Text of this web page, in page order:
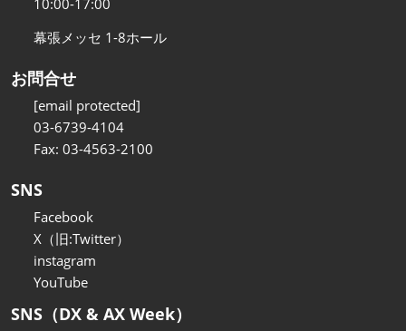
10:00-17:00
幕張メッセ 1-8ホール
お問合せ
[email protected]
03-6739-4104
Fax: 03-4563-2100
SNS
Facebook
X（旧:Twitter）
instagram
YouTube
SNS（DX & AX Week）